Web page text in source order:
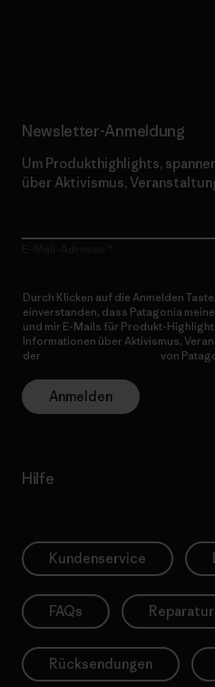
Newsletter-Anmeldung
Um Produkthighlights,
über Aktivismus,
Durch Klicken auf die Anmelden
einverstanden, dass Patagonia
und mir E-Mails für Produkt-
Informationen über Aktivismus,
der
von
Anmelden
Hilfe
Kundenservice
FAQs
Rücksendungen